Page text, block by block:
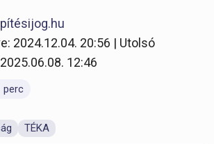
2024.12.04. 20:56 | Utolsó
12:46
perc
TÉKA